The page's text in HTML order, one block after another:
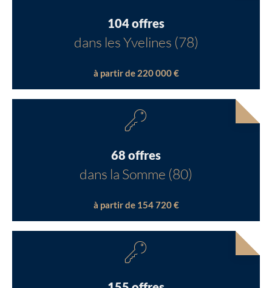
104 offres
dans les Yvelines (78)
à partir de 220 000 €
68 offres
dans la Somme (80)
à partir de 154 720 €